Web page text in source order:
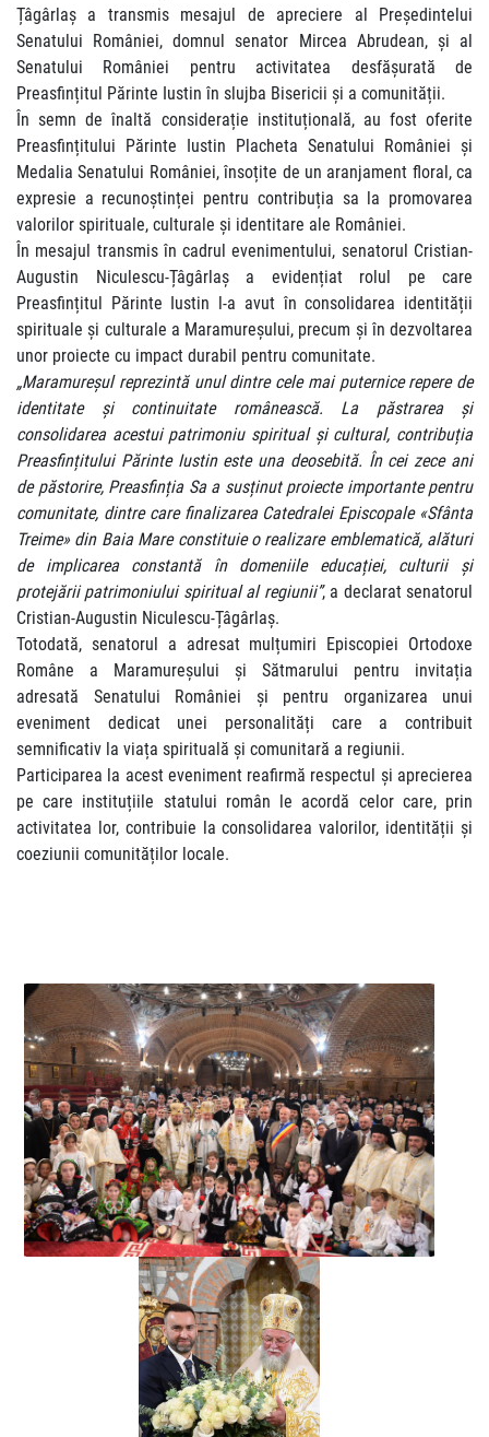
Țâgârlaș a transmis mesajul de apreciere al Președintelui
Senatului României, domnul senator Mircea Abrudean, și al
Senatului României pentru activitatea desfășurată de
Preasfințitul Părinte Iustin în slujba Bisericii și a comunității.
În semn de înaltă considerație instituțională, au fost oferite
Preasfințitului Părinte Iustin Placheta Senatului României și
Medalia Senatului României, însoțite de un aranjament floral, ca
expresie a recunoștinței pentru contribuția sa la promovarea
valorilor spirituale, culturale și identitare ale României.
În mesajul transmis în cadrul evenimentului, senatorul Cristian-
Augustin Niculescu-Țâgârlaș a evidențiat rolul pe care
Preasfințitul Părinte Iustin l-a avut în consolidarea identității
spirituale și culturale a Maramureșului, precum și în dezvoltarea
unor proiecte cu impact durabil pentru comunitate.
„Maramureșul reprezintă unul dintre cele mai puternice repere de
identitate și continuitate românească. La păstrarea și
consolidarea acestui patrimoniu spiritual și cultural, contribuția
Preasfințitului Părinte Iustin este una deosebită. În cei zece ani
de păstorire, Preasfinția Sa a susținut proiecte importante pentru
comunitate, dintre care finalizarea Catedralei Episcopale «Sfânta
Treime» din Baia Mare constituie o realizare emblematică, alături
de implicarea constantă în domeniile educației, culturii și
protejării patrimoniului spiritual al regiunii”, a declarat senatorul
Cristian-Augustin Niculescu-Țâgârlaș.
Totodată, senatorul a adresat mulțumiri Episcopiei Ortodoxe
Române a Maramureșului și Sătmarului pentru invitația
adresată Senatului României și pentru organizarea unui
eveniment dedicat unei personalități care a contribuit
semnificativ la viața spirituală și comunitară a regiunii.
Participarea la acest eveniment reafirmă respectul și aprecierea
pe care instituțiile statului român le acordă celor care, prin
activitatea lor, contribuie la consolidarea valorilor, identității și
coeziunii comunităților locale.